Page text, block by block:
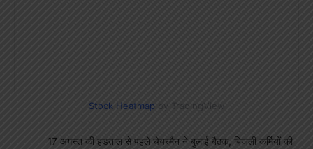
Stock Heatmap by TradingView
17 अगस्त की हड़ताल से पहले चेयरमैन ने बुलाई बैठक, बिजली कर्मियों की